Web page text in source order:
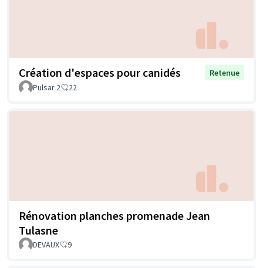
Création d'espaces pour canidés
Retenue
Pulsar 2
22
Rénovation planches promenade Jean
Tulasne
DEVAUX 9